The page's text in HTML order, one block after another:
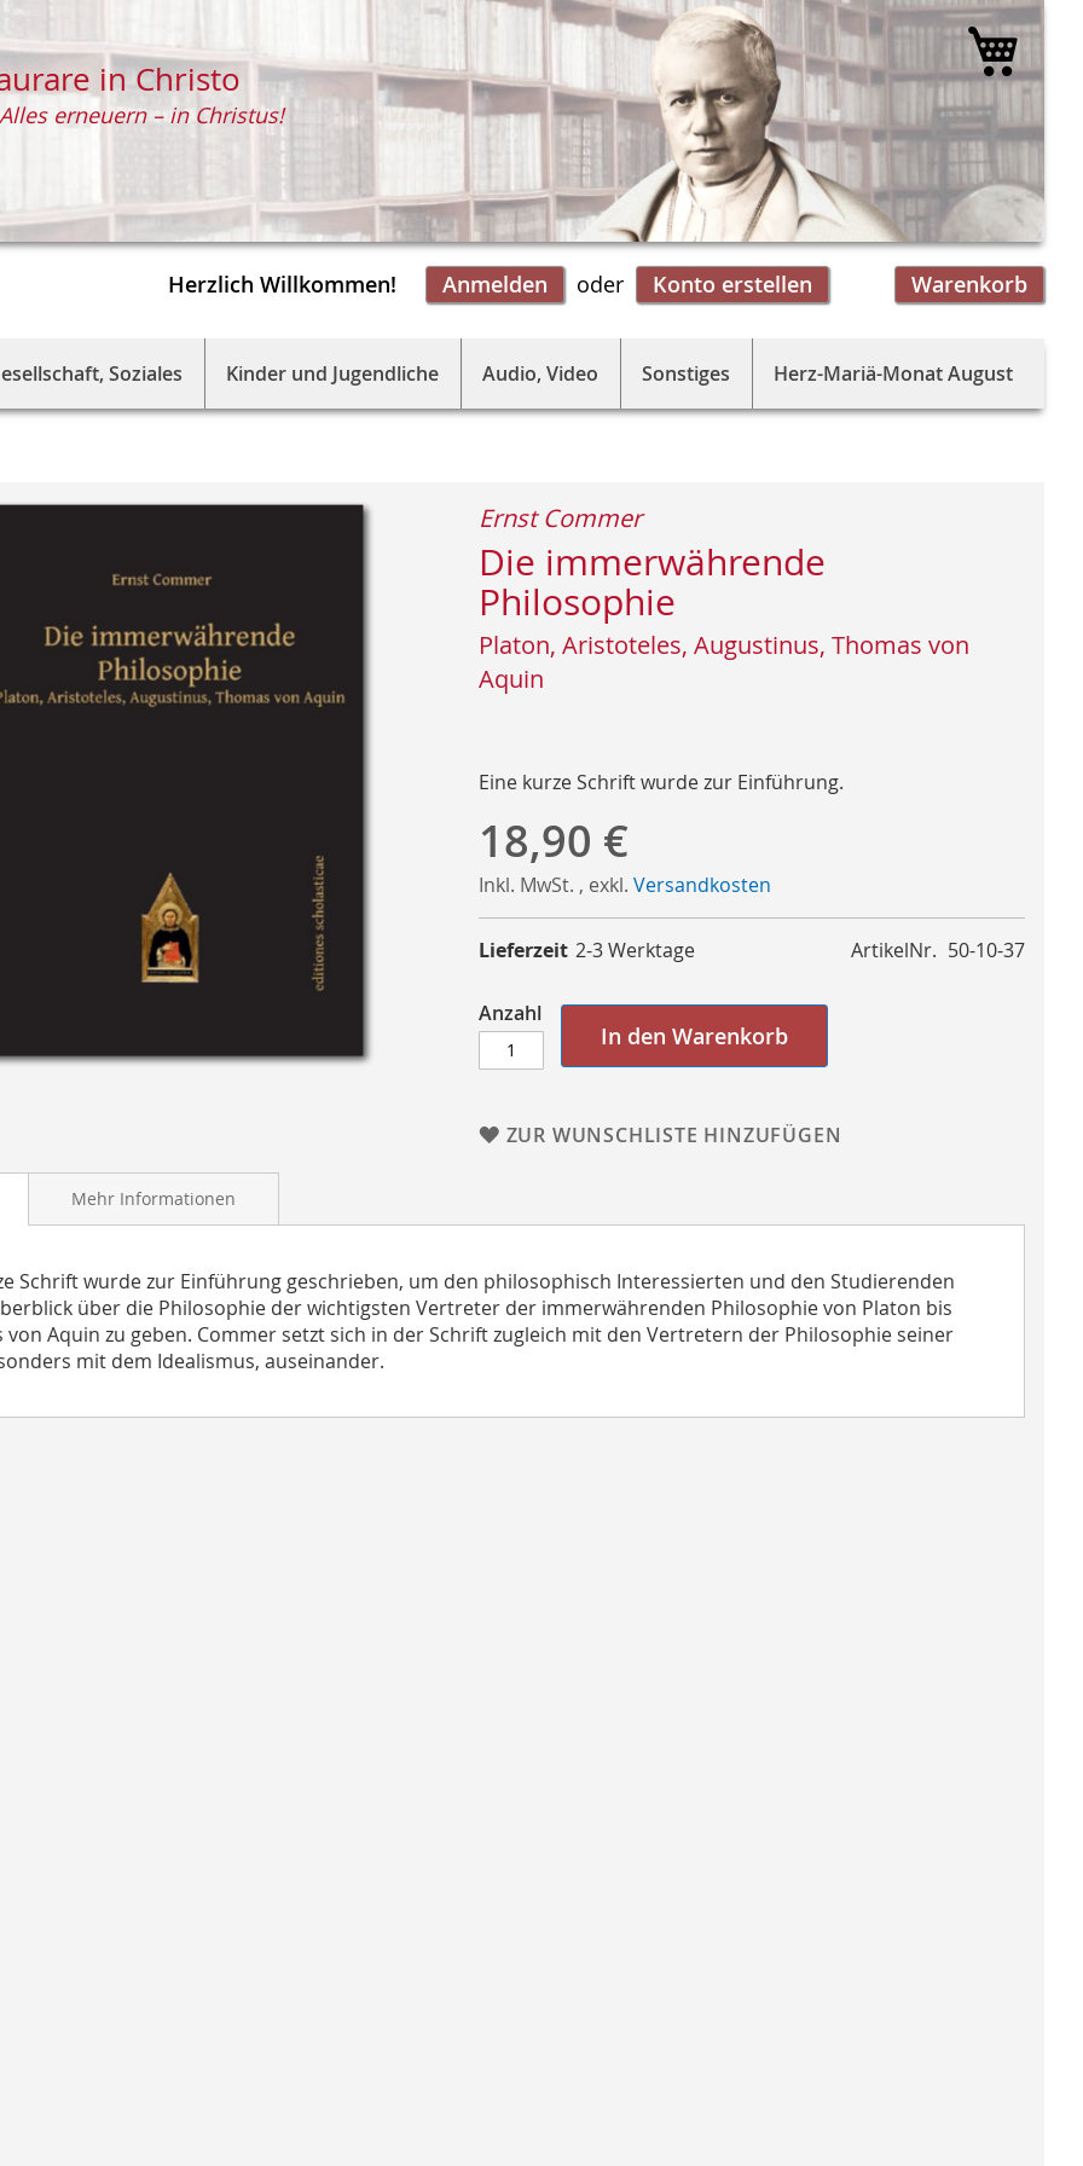
Herzlich Willkommen! Anmelden Warenkorb
Konto erstellen
in Christo
Alles erneuern – in Christus!
Mein
Soziales Kinder und Jugendliche Audio, Video Sonstiges Herz-Mariä-Monat August
Die immerwährende
Philosophie
Platon, Aristoteles, Augustinus, Thomas von
Aquin
Ernst Commer
Eine kurze Schrift wurde zur Einführung.
18,90 €
Inkl. MwSt. , exkl. Versandkosten
ArtikelNr. 50-10-37
Lieferzeit 2-3 Werktage
Anzahl
In den Warenkorb
ZUR WUNSCHLISTE HINZUFÜGEN
Schrift wurde zur Einführung geschrieben, um den philosophisch Interessierten und den Studierenden
über die Philosophie der wichtigsten Vertreter der immerwährenden Philosophie von Platon bis
von Aquin zu geben. Commer setzt sich in der Schrift zugleich mit den Vertretern der Philosophie seiner
mit dem Idealismus, auseinander.
Mehr Informationen